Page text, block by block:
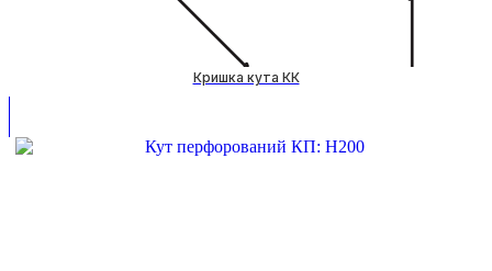
Кришка кута КК